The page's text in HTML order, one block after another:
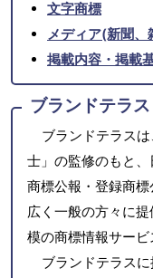
文字商標
メディア(新聞、
掲載内容・掲載
ブランドテラ
ブランドテラス
士」の監修のもと
商標公報・登録商
広く一般の方々に
模の商標情報サービ
ブランドテラス